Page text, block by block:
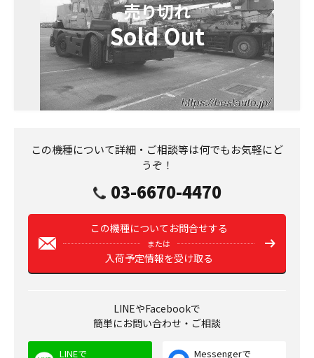
この機種について詳細・ご相談等は何でもお気軽にど
うぞ！
03-6670-4470
この機種についてお問合せする
または
入荷予定情報を受け取る
LINEやFacebookで
簡単にお問い合わせ・ご相談
LINEで
Messengerで